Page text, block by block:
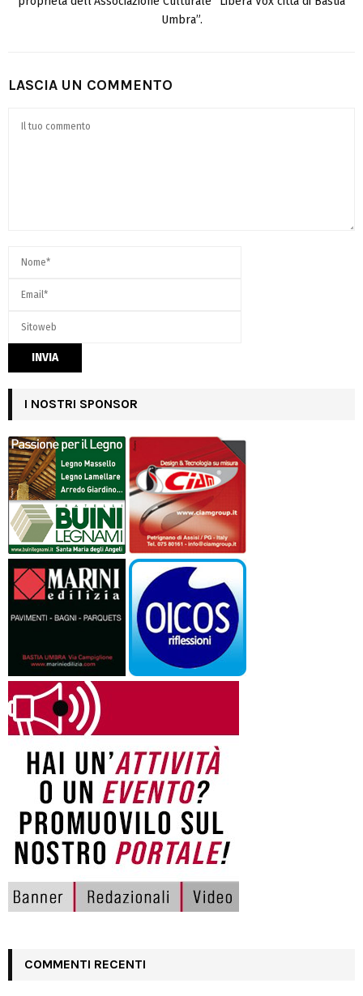
Umbra”.
LASCIA UN COMMENTO
I NOSTRI SPONSOR
COMMENTI RECENTI